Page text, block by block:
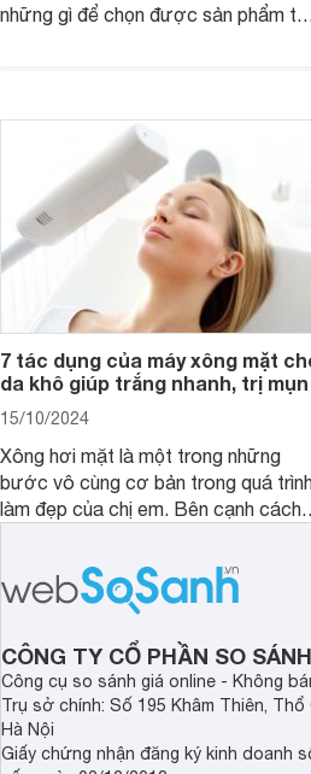
những gì để chọn được sản phẩm tốt
7 tác dụng của máy xông mặt
da khô giúp trắng nhanh, trị mụn
15/10/2024
Xông hơi mặt là một trong những
bước vô cùng cơ bản trong quá
làm đẹp của chị em. Bên cạnh cách
người đã lựa chọn máy xông mặt để
quá trình này diễn ra đơn giản hơn.
Vậy, tác dụng của máy xông mặt đối
với sức khỏe, làn da là gì, có nên dùng
thường xuyên không?
CÔNG TY CỔ PHẦN SO
Công cụ so sánh giá online - Không
Trụ sở chính: Số 195 Khâm Thiên, Thổ
Hà Nội
Giấy chứng nhận đăng ký kinh doanh